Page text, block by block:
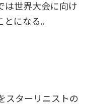
は世界大会に向け
になる。
スターリニストの